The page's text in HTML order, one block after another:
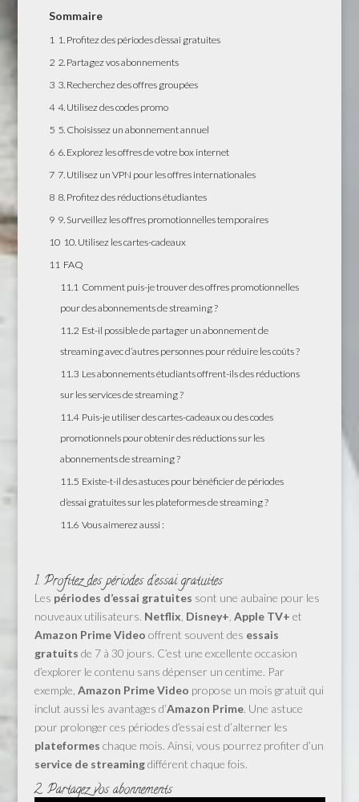
Sommaire
1 1. Profitez des périodes d’essai gratuites
2 2. Partagez vos abonnements
3 3. Recherchez des offres groupées
4 4. Utilisez des codes promo
5 5. Choisissez un abonnement annuel
6 6. Explorez les offres de votre box internet
7 7. Utilisez un VPN pour les offres internationales
8 8. Profitez des réductions étudiantes
9 9. Surveillez les offres promotionnelles temporaires
10 10. Utilisez les cartes-cadeaux
11 FAQ
11.1 Comment puis-je trouver des offres promotionnelles
pour des abonnements de streaming ?
11.2 Est-il possible de partager un abonnement de
streaming avec d’autres personnes pour réduire les coûts ?
11.3 Les abonnements étudiants offrent-ils des réductions
sur les services de streaming ?
11.4 Puis-je utiliser des cartes-cadeaux ou des codes
promotionnels pour obtenir des réductions sur les
abonnements de streaming ?
11.5 Existe-t-il des astuces pour bénéficier de périodes
d’essai gratuites sur les plateformes de streaming ?
11.6 Vous aimerez aussi :
1. Profitez des périodes d’essai gratuites
Les périodes d’essai gratuites sont une aubaine pour les
nouveaux utilisateurs. Netflix Disney+ Apple TV+ et
Amazon Prime Video offrent souvent des essais
gratuits de 7 à 30 jours. C’est une excellente occasion
d’explorer le contenu sans dépenser un centime. Par
exemple, Amazon Prime Video propose un mois gratuit qui
inclut aussi les avantages d’Amazon Prime. Une astuce
pour prolonger ces périodes d’essai est d’alterner les
plateformes chaque mois. Ainsi, vous pourrez profiter d’un
service de streamingdifférent chaque fois.
2. Partagez vos abonnements